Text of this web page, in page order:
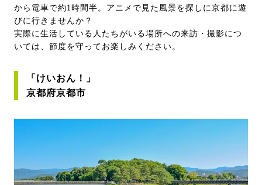
から電車で約1時間半。アニメで見た風景を探しに京都に遊
びに行きませんか？
実際に生活している人たちがいる場所への来訪・撮影につ
いては、節度を守ってお楽しみください。
「けいおん！」
京都府京都市